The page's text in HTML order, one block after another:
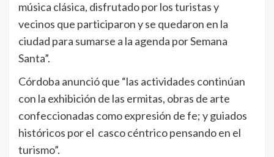
música clásica, disfrutado por los turistas y
vecinos que participaron y se quedaron en la
ciudad para sumarse a la agenda por Semana
Santa”.
Córdoba anunció que “las actividades continúan
con la exhibición de las ermitas, obras de arte
confeccionadas como expresión de fe; y guiados
históricos por el casco céntrico pensando en el
turismo”.